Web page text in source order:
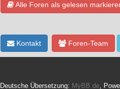
Alle Foren als gelesen
Kontakt Foren-Team
Deutsche Übersetzung: MyBB.de,